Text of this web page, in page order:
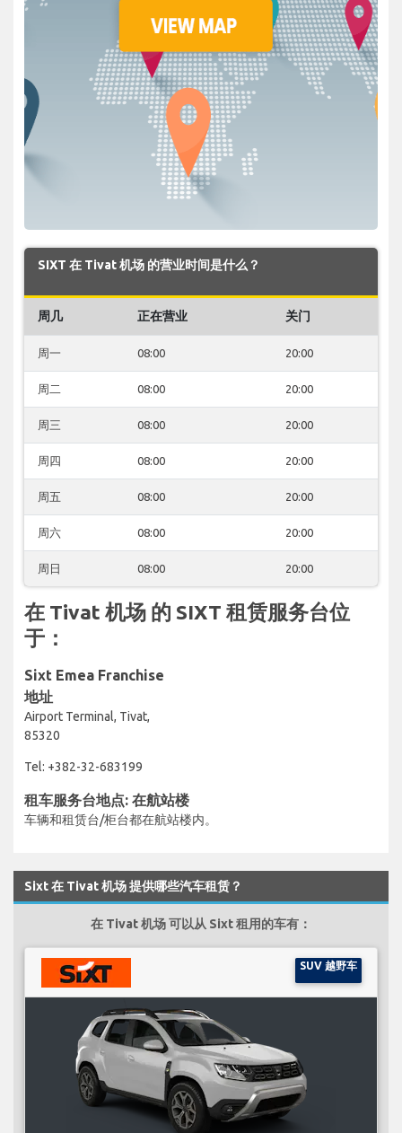
SIXT 在 Tivat 机场 的营业时间是什么？
周几 正在营业 关门
周一 08:00 20:00
周二 08:00 20:00
周三 08:00 20:00
周四 08:00 20:00
周五 08:00 20:00
周六 08:00 20:00
周日 08:00 20:00
在 Tivat 机场 的 SIXT 租赁服务台位
于：
Sixt Emea Franchise
地址
Airport Terminal, Tivat,
85320
Tel: +382-32-683199
租车服务台地点: 在航站楼
车辆和租赁台/柜台都在航站楼内。
Sixt 在 Tivat 机场 提供哪些汽车租赁？
在 Tivat 机场 可以从 Sixt 租用的车有：
SUV 越野车